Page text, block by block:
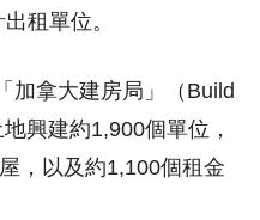
租單位。
加拿大建房局」（Build
興建約1,900個單位，
，以及約1,100個租金